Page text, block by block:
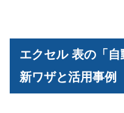
エクセル 表の「
新ワザと活用事例